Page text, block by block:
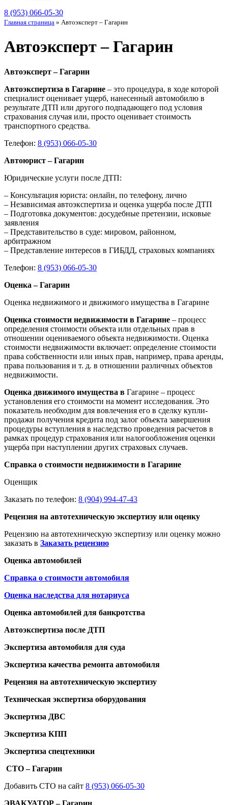
8 (953) 066-05-30
Главная страница » Автоэксперт – Гагарин
Автоэксперт – Гагарин
Автоэксперт – Гагарин
Автоэкспертиза в Гагарине – это процедура, в ходе которой
специалист оценивает ущерб, нанесенный автомобилю в
результате ДТП или другого подпадающего под условия
страхования случая или, просто оценивает стоимость
транспортного средства.
Телефон: 8 (953) 066-05-30
Автоюрист – Гагарин
Юридические услуги после ДТП:
– Консультация юриста: онлайн, по телефону, лично
– Независимая автоэкспертиза и оценка ущерба после ДТП
– Подготовка документов: досудебные претензии, исковые
заявления
– Представительство в суде: мировом, районном,
арбитражном
– Представление интересов в ГИБДД, страховых компаниях
Телефон: 8 (953) 066-05-30
Оценка – Гагарин
Оценка недвижимого и движимого имущества в Гагарине
Оценка стоимости недвижимости в Гагарине – процесс
определения стоимости объекта или отдельных прав в
отношении оцениваемого объекта недвижимости. Оценка
стоимости недвижимости включает: определение стоимости
права собственности или иных прав, например, права аренды,
права пользования и т. д. в отношении различных объектов
недвижимости.
Оценка движимого имущества в Гагарине – процесс
установления его стоимости на момент исследования. Это
показатель необходим для вовлечения его в сделку купли-
продажи получения кредита под залог объекта завершения
процедуры вступления в наследство проведения расчетов в
рамках процедур страхования или налогообложения оценки
ущерба при наступлении других страховых случаев.
Справка о стоимости недвижимости в Гагарине
Оценщик
Заказать по телефон: 8 (904) 994-47-43
Рецензия на автотехническую экспертизу или оценку
Рецензию на автотехническую экспертизу или оценку можно
заказать в Заказать рецензию
Оценка автомобилей
Справка о стоимости автомобиля
Оценка наследства для нотариуса
Оценка автомобилей для банкротства
Автоэкспертиза после ДТП
Экспертиза автомобиля для суда
Экспертиза качества ремонта автомобиля
Рецензия на автотехническую экспертизу
Техническая экспертиза оборудования
Экспертиза ДВС
Экспертиза КПП
Экспертиза спецтехники
СТО – Гагарин
Добавить СТО на сайт 8 (953) 066-05-30
ЭВАКУАТОР – Гагарин